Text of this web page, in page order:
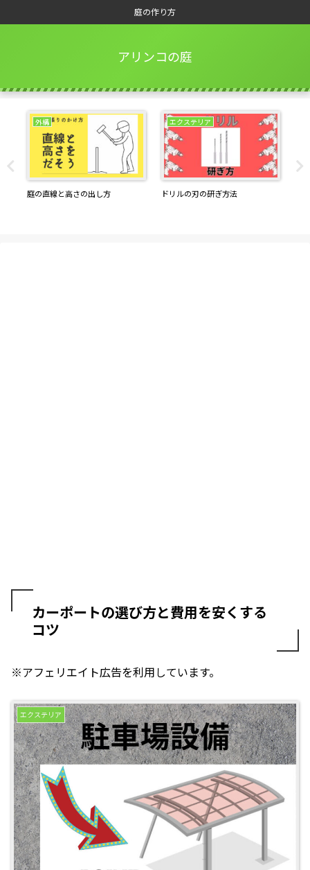
庭の作り方
アリンコの庭
外構
庭の直線と高さの出し方
エクステリア
ドリルの刃の研ぎ方法
カーポートの選び方と費用を安くする
コツ
※アフェリエイト広告を利用しています。
エクステリア